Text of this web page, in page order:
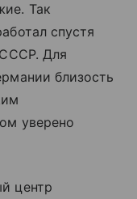
Так
спустя
СССР. Для
близость
уверено
центр